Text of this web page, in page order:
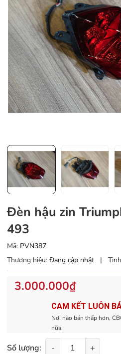
Đèn hậu zin
493
Mã: PVN387
Thương hiệu: Đang cập nhật |
3.000.000₫
CAM KẾT LUÔN
Nơi nào bán thấp hơn,
nữa.
Số lượng: - +